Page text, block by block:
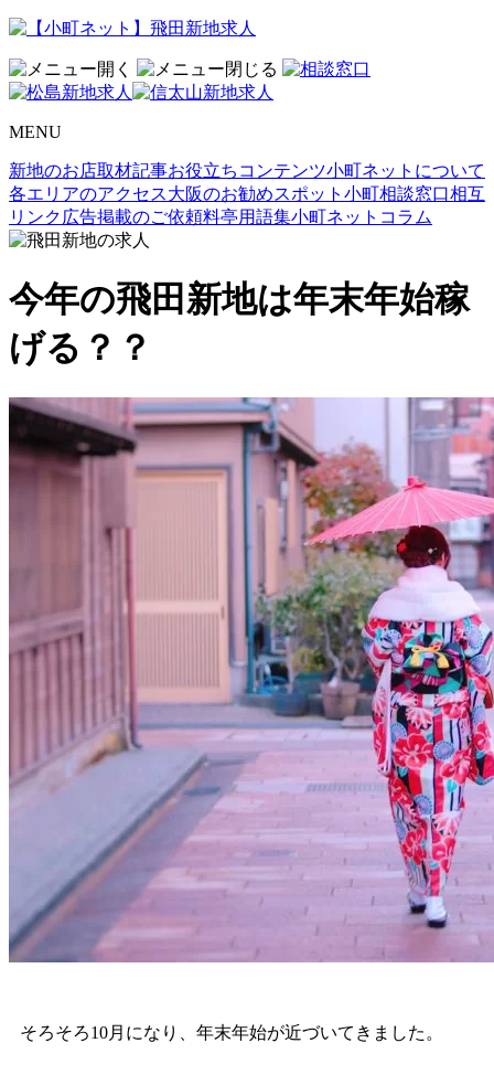
MENU
新地のお店取材記事お役立ちコンテンツ小町ネットについて
各エリアのアクセス大阪のお勧めスポット 小町相談窓口相互
リンク 広告掲載のご依頼料亭用語集小町ネットコラム
今年の飛田新地は年末年始稼
げる？？
そろそろ10月になり、年末年始が近づいてきました。